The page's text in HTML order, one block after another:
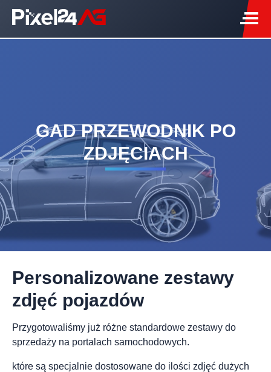
GAD PRZEWODNIK PO
ZDJĘCIACH
Personalizowane zestawy
zdjęć pojazdów
Przygotowaliśmy już różne standardowe zestawy do
sprzedaży na portalach samochodowych.
które są specjalnie dostosowane do ilości zdjęć dużych